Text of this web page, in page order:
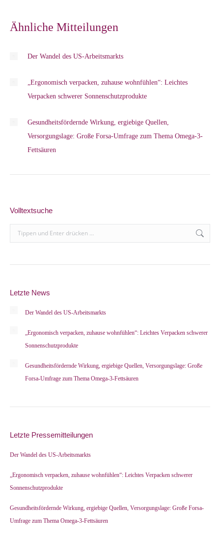
Ähnliche Mitteilungen
Der Wandel des US-Arbeitsmarkts
„Ergonomisch verpacken, zuhause wohnfühlen“: Leichtes
Verpacken schwerer Sonnenschutzprodukte
Gesundheitsfördernde Wirkung, ergiebige Quellen,
Versorgungslage: Große Forsa-Umfrage zum Thema Omega-3-
Fettsäuren
Volltextsuche
Search:
Letzte News
Der Wandel des US-Arbeitsmarkts
„Ergonomisch verpacken, zuhause wohnfühlen“: Leichtes Verpacken schwerer
Sonnenschutzprodukte
Gesundheitsfördernde Wirkung, ergiebige Quellen, Versorgungslage: Große
Forsa-Umfrage zum Thema Omega-3-Fettsäuren
Letzte Pressemitteilungen
Der Wandel des US-Arbeitsmarkts
„Ergonomisch verpacken, zuhause wohnfühlen“: Leichtes Verpacken schwerer
Sonnenschutzprodukte
Gesundheitsfördernde Wirkung, ergiebige Quellen, Versorgungslage: Große Forsa-
Umfrage zum Thema Omega-3-Fettsäuren